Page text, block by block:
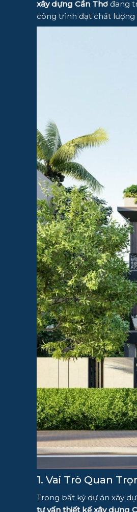
xây dựng Cần Thơ đang
công trình đạt chất lượng
1. Vai Trò Quan
Trong bất kỳ dự án xây
tư vấn thiết kế xây dựng